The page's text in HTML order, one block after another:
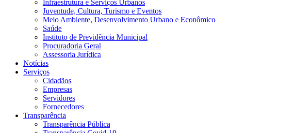
Infraestrutura e Serviços Urbanos
Juventude, Cultura, Turismo e Eventos
Meio Ambiente, Desenvolvimento Urbano e Econômico
Saúde
Instituto de Previdência Municipal
Procuradoria Geral
Assessoria Jurídica
Notícias
Serviços
Cidadãos
Empresas
Servidores
Fornecedores
Transparência
Transparência Pública